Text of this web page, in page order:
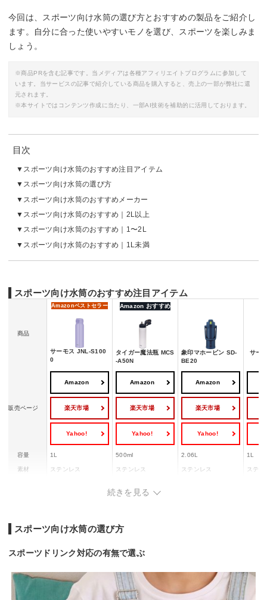
今回は、スポーツ向け水筒の選び方とおすすめの製品をご紹介し
ます。自分に合った使いやすいモノを選び、スポーツを楽しみま
しょう。
※商品PRを含む記事です。当メディアは各種アフィリエイトプログラムに参加して
います。当サービスの記事で紹介している商品を購入すると、売上の一部が弊社に還
元されます。
※本サイトではコンテンツ作成に当たり、一部AI技術を補助的に活用しております。
目次
スポーツ向け水筒のおすすめ注目アイテム
スポーツ向け水筒の選び方
スポーツ向け水筒のおすすめメーカー
スポーツ向け水筒のおすすめ｜2L以上
スポーツ向け水筒のおすすめ｜1〜2L
スポーツ向け水筒のおすすめ｜1L未満
スポーツ向け水筒のおすすめ注目アイテム
商品
Amazonベストセラー
サーモス JNL-S100
0
Amazon おすすめ
タイガー魔法瓶 MCS
-A50N
象印マホービン SD-
BE20
サー
販売ページ
Amazon
楽天市場
Yahoo!
Amazon
楽天市場
Yahoo!
Amazon
楽天市場
Yahoo!
容量 1L 500ml 2.06L 1L
素材 ステンレス ステンレス ステンレス ステン
ー
続きを見る
スポーツ向け水筒の選び方
スポーツドリンク対応の有無で選ぶ